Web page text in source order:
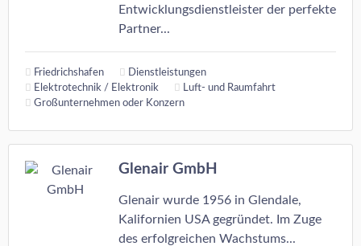
Entwicklungsdienstleister der perfekte
Partner...
Friedrichshafen
Dienstleistungen
Elektrotechnik / Elektronik
Luft- und Raumfahrt
Großunternehmen oder Konzern
Glenair GmbH
Glenair wurde 1956 in Glendale,
Kalifornien USA gegründet. Im Zuge
des erfolgreichen Wachstums...